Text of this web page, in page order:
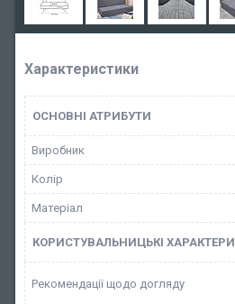
Характеристики
ОСНОВНІ АТРИБУТИ
Виробник
Колір
Матеріал
КОРИСТУВАЛЬНИЦЬКІ
Рекомендації щодо догляду